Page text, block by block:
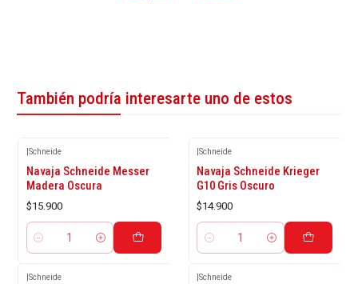
También podría interesarte uno de estos
|Schneide
Navaja Schneide Messer
Madera Oscura
$15.900
Cantidad
|Schneide
Navaja Schneide Krieger
G10 Gris Oscuro
$14.900
Cantidad
Schneide Schneide